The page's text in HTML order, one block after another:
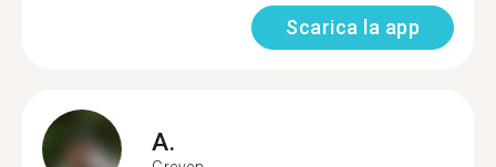
Scarica la app
A.